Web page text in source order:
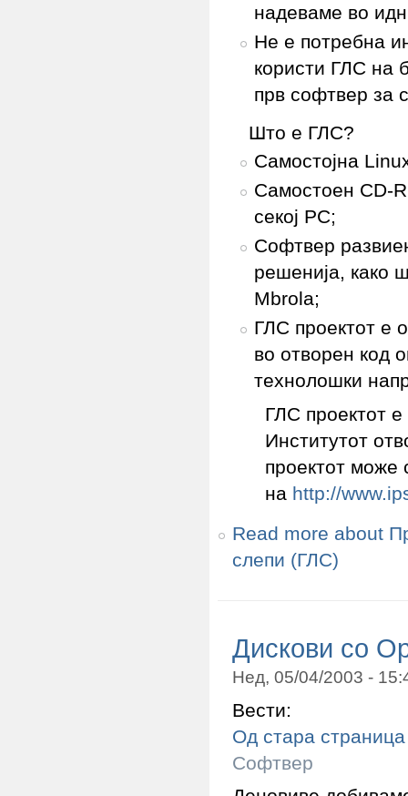
надеваме во
Не е потребна
користи ГЛС на
прв софтвер за
Што е ГЛС?
Самостојна
Самостоен CD-
секој PC;
Софтвер
решенија, како
Mbrola;
ГЛС проектот е
во отворен код
технолошки
ГЛС проектот
Институтот
проектот може
на http://
Read more about
слепи (ГЛС)
Дискови со
Нед, 05/04/2003 -
Вести:
Од стара страница
Софтвер